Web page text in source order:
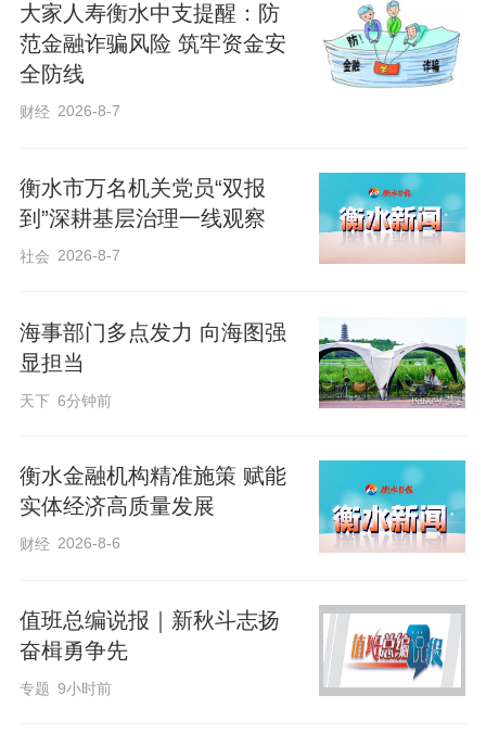
刻出发，奔赴16公里外的故障现场，半小
时内抵达作业地点。工作人员逐一排查变
压器、供电线路等设施，快速定位并完成
故障抢修。面对艰巨的“三夏”保电任务，武
隐患排查，巡检人员运用无人机、红外测
温仪、局放监测设备等智能装备，重点检
位。同时依托数字化平台，全天候监测农
排用电负荷与全域电网运行状态，以科技
大家人寿衡水中支提醒：防
范金融诈骗风险 筑牢资金安
全防线
财经 2026-8-7
衡水市万名机关党员“双报
到”深耕基层治理一线观察
社会 2026-8-7
海事部门多点发力 向海图强
显担当
天下 6分钟前
衡水金融机构精准施策 赋能
实体经济高质量发展
财经 2026-8-6
值班总编说报｜新秋斗志扬
奋楫勇争先
专题 9小时前